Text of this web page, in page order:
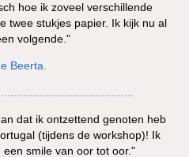
hoe ik zoveel verschillende
twee stukjes papier. Ik kijk nu al
volgende."
Beerta.
dat ik ontzettend genoten heb
(tijdens de workshop)! Ik
smile van oor tot oor."